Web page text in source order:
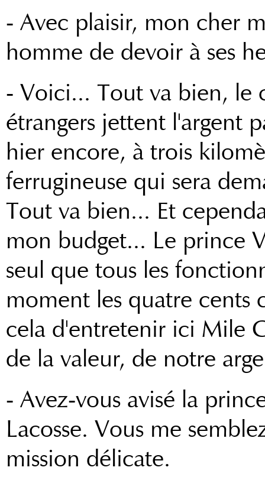
- Avec plaisir, mon cher
homme de devoir à ses
- Voici... Tout va bien, le
étrangers jettent l'argent
hier encore, à trois
ferrugineuse qui sera
Tout va bien... Et
mon budget... Le prince
seul que tous les
moment les quatre cents
cela d'entretenir ici Mile
de la valeur, de notre
- Avez-vous avisé la
Lacosse. Vous me
mission délicate.